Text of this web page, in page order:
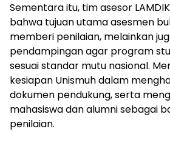
Sementara itu, tim asesor
bahwa tujuan utama asesmen
memberi penilaian, melainkan
pendampingan agar program
sesuai standar mutu nasional.
kesiapan Unismuh dalam
dokumen pendukung, serta
mahasiswa dan alumni sebagai
penilaian.